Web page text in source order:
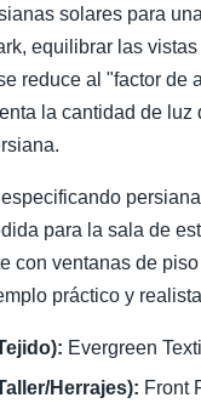
solares para
equilibrar las
reduce al "factor de
la cantidad de luz
especificando
para la sala de
con ventanas de
práctico y
Evergreen
Herrajes): Front